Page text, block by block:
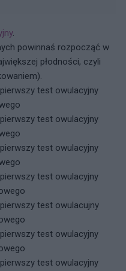
.
powinnaś rozpocząć w
płodności, czyli
test owulacyjny
test owulacyjny
test owulacyjny
test owulacyjny
test owulacujny
test owulacyjny
test owulacyjny